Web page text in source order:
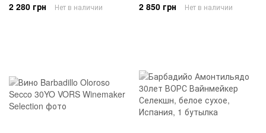
2 280 грн Нет в наличии 2 850 грн Нет в наличии